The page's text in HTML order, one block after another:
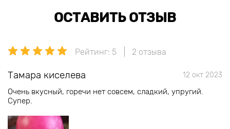
ОСТАВИТЬ ОТЗЫВ
Рейтинг: 5 2 отзыва
Тамара киселева 12 окт 2023
Очень вкусный, горечи нет совсем, сладкий, упругий.
Супер.